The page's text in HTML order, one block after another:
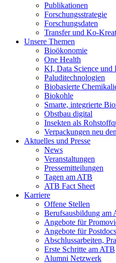
Publikationen
Forschungsstrategie
Forschungsdaten
Transfer und Ko-
Unsere Themen
Bioökonomie
One Health
KI, Data Science
Paluditechnologien
Biobasierte
Biokohle
Smarte, integrierte
Obstbau digital
Insekten als
Verpackungen neu
Aktuelles und Presse
News
Veranstaltungen
Pressemitteilungen
Tagen am ATB
ATB Fact Sheet
Karriere
Offene Stellen
Berufsausbildung am
Angebote für
Angebote für Postdocs
Abschlussarbeiten,
Erste Schritte am ATB
Alumni Netzwerk